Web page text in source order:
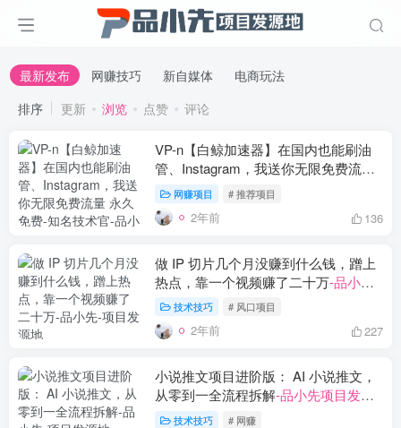
最新发布 网赚技巧 新自媒体
电商玩法
排序
更新 浏览 点赞 评论
VP-n【白鲸加速器】在国内也能刷油
管、Instagram，我送你无限免费流量
永久免费-知名技术官
网赚项目 # 推荐项目
2年前 136
做 IP 切片几个月没赚到什么钱，蹭上
热点，靠一个视频赚了二十万-品小先
项目发源地
技术技巧 # 风口项目
2年前 227
小说推文项目进阶版： AI 小说推文，
从零到一全流程拆解-品小先项目发源
地
技术技巧 # 网赚